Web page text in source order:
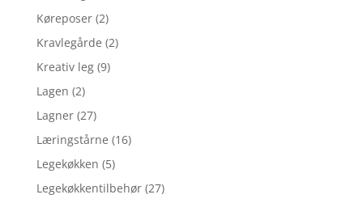
Køreposer (2)
Kravlegårde (2)
Kreativ leg (9)
Lagen (2)
Lagner (27)
Læringstårne (16)
Legekøkken (5)
Legekøkkentilbehør (27)